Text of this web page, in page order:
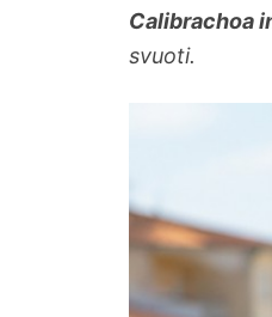
Calibrachoa
svuoti.